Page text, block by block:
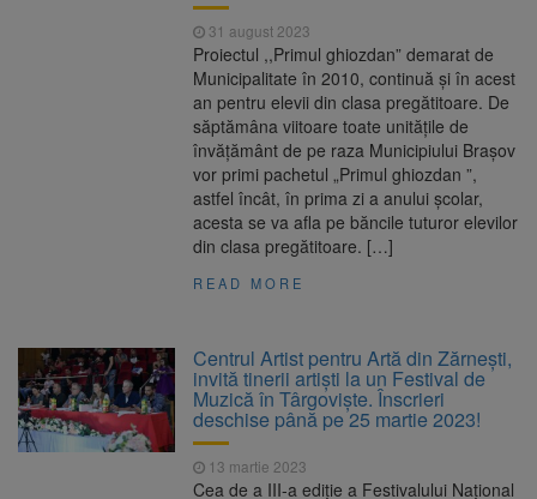
31 august 2023
Proiectul ,,Primul ghiozdan” demarat de
Municipalitate în 2010, continuă și în acest
an pentru elevii din clasa pregătitoare. De
săptămâna viitoare toate unitățile de
învățământ de pe raza Municipiului Brașov
vor primi pachetul „Primul ghiozdan ”,
astfel încât, în prima zi a anului școlar,
acesta se va afla pe băncile tuturor elevilor
din clasa pregătitoare. […]
READ MORE
Centrul Artist pentru Artă din Zărnești,
invită tinerii artiști la un Festival de
Muzică în Târgoviște. Înscrieri
deschise până pe 25 martie 2023!
13 martie 2023
Cea de a III-a ediție a Festivalului Național